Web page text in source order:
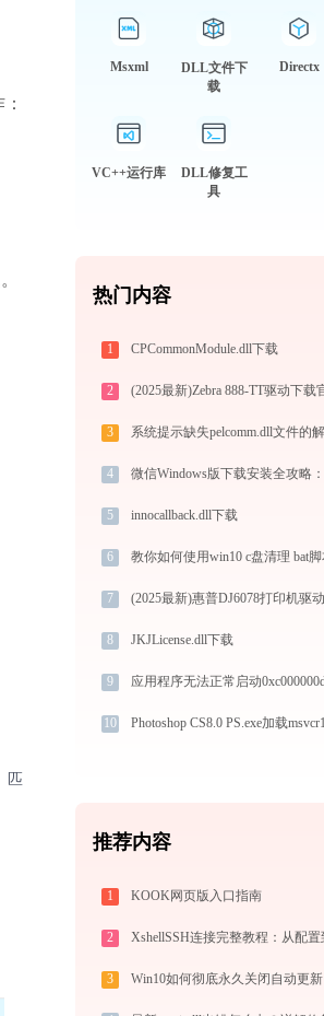
匹
Msxml
DLL文件下
载
Directx
VC++运行库
DLL修复工
具
热门内容
1 CPCommonModule.dll下载
2
3 系统提示缺失pelcomm.dll文件的
4
5 innocallback.dll下载
6
7
8 JKJLicense.dll下载
9 应用程序无法正常启动
10
推荐内容
1 KOOK网页版入口指南
2 XshellSSH连接完整教程：从配
3